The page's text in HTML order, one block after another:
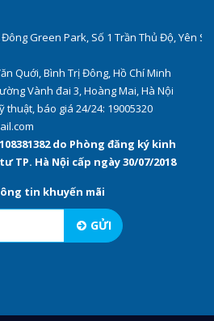
Green Park, Số 1 Trần Thủ Độ, Yên
Quới, Bình Trị Đông, Hồ Chí Minh
Vành đai 3, Hoàng Mai, Hà Nội
báo giá 24/24: 19005320
do Phòng đăng ký kinh
TP. Hà Nội cấp ngày 30/07/2018
tin khuyến mãi
GỬI